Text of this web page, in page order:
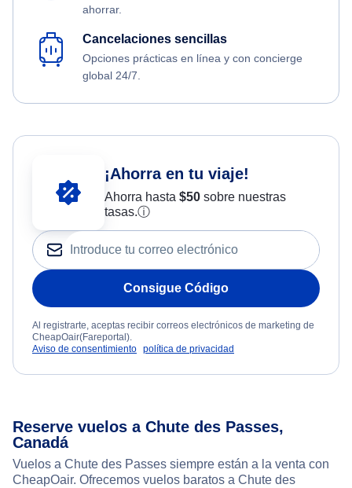
ahorrar.
Cancelaciones sencillas
Opciones prácticas en línea y con concierge
global 24/7.
¡Ahorra en tu viaje!
Ahorra hasta $50sobre nuestras
tasas.ⓘ
Consigue Código
Al registrarte, aceptas recibir correos electrónicos de marketing de
CheapOair(Fareportal).
Aviso de consentimiento política de privacidad
Reserve vuelos a Chute des Passes,
Canadá
Vuelos a Chute des Passes siempre están a la venta con
CheapOair. Ofrecemos vuelos baratos a Chute des